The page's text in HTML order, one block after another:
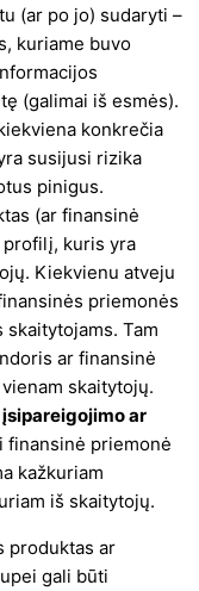
metus
klausėt dalykų.
ir/ar buvo
asmeninės
vieno euro,
būti (ir viliuosi
įraše. Šiame
tris
(ar po jo) sudaryti –
kuriame buvo
(galimai iš esmės).
konkrečia
susijusi rizika
pinigus.
(ar finansinė
profilį, kuris yra
Kiekvienu atveju
priemonės
Tam
ar finansinė
skaitytojų.
ar
finansinė priemonė
kažkuriam
iš skaitytojų.
produktas ar
gali būti